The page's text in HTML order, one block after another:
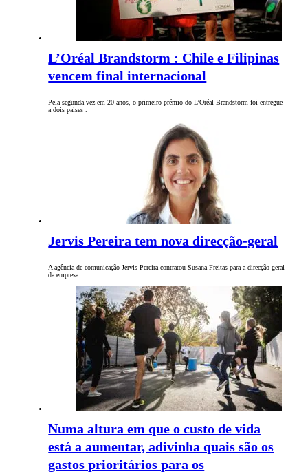
L’Oréal Brandstorm : Chile e Filipinas
vencem final internacional
Pela segunda vez em 20 anos, o primeiro prémio do L’Oréal Brandstorm foi entregue
a dois países .
Jervis Pereira tem nova direcção-geral
A agência de comunicação Jervis Pereira contratou Susana Freitas para a direcção-geral
da empresa.
Numa altura em que o custo de vida
está a aumentar, adivinha quais são os
gastos prioritários para os